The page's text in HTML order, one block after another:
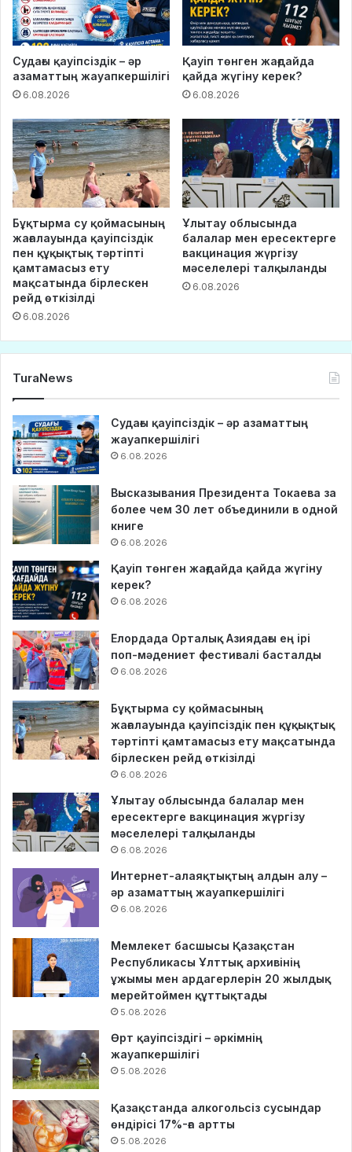
Судағы қауіпсіздік – әр
азаматтың жауапкершілігі
6.08.2026
Қауіп төнген жағдайда
қайда жүгіну керек?
6.08.2026
Бұқтырма су қоймасының
жағалауында қауіпсіздік
пен құқықтық тәртіпті
қамтамасыз ету
мақсатында бірлескен
рейд өткізілді
6.08.2026
Ұлытау облысында
балалар мен ересектерге
вакцинация жүргізу
мәселелері талқыланды
6.08.2026
TuraNews
Судағы қауіпсіздік – әр азаматтың
жауапкершілігі
6.08.2026
Высказывания Президента Токаева за
более чем 30 лет объединили в одной
книге
6.08.2026
Қауіп төнген жағдайда қайда жүгіну
керек?
6.08.2026
Елордада Орталық Азиядағы ең ірі
поп-мәдениет фестивалі басталды
6.08.2026
Бұқтырма су қоймасының
жағалауында қауіпсіздік пен құқықтық
тәртіпті қамтамасыз ету мақсатында
бірлескен рейд өткізілді
6.08.2026
Ұлытау облысында балалар мен
ересектерге вакцинация жүргізу
мәселелері талқыланды
6.08.2026
Интернет-алаяқтықтың алдын алу –
әр азаматтың жауапкершілігі
6.08.2026
Мемлекет басшысы Қазақстан
Республикасы Ұлттық архивінің
ұжымы мен ардагерлерін 20 жылдық
мерейтоймен құттықтады
5.08.2026
Өрт қауіпсіздігі – әркімнің
жауапкершілігі
5.08.2026
Қазақстанда алкогольсіз сусындар
өндірісі 17%-ға артты
5.08.2026